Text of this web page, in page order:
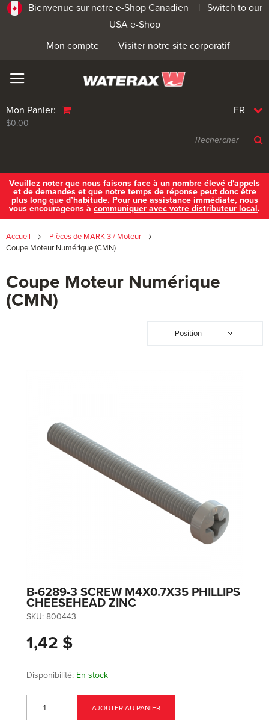
Bienvenue sur notre e-Shop Canadien | Switch to our
USA e-Shop
Visiter notre site corporatif
Mon compte
FR
Mon Panier:
$0.00
Veuillez noter que nous faisons face à un nombre élevé d'appels
et de demandes et que notre temps de réponse peut donc être
plus long que d’habitude. Pour une assistance immédiate, nous
vous encourageons à communiquer avec votre distributeur local.
Accueil
Pièces de MARK-3 / Moteur
Coupe Moteur Numérique (CMN)
Coupe Moteur Numérique
(CMN)
B-6289-3 SCREW M4X0.7X35 PHILLIPS
CHEESEHEAD ZINC
SKU: 800443
1,42 $
Disponibilité: En stock
AJOUTER AU PANIER